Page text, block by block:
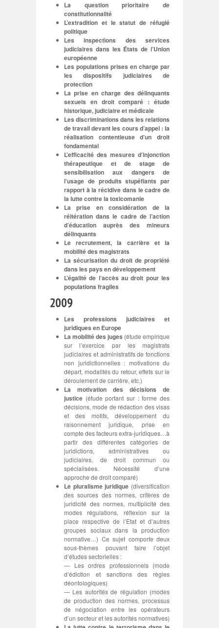
La question prioritaire de
constitutionnalité
L’extradition et le statut de réfugié
politique
Les inspections des services
judiciaires dans les États de l’Union
européenne
Les populations prises en charge par
les dispositifs judiciaires de
protection
La prise en charge des délinquants
sexuels en droit comparé : étude
historique, judiciaire et médicale
Les discriminations dans les relations
de travail devant les cours d’appel : la
réalisation contentieuse d’un droit
fondamental
L’efficacité des mesures d’injonction
thérapeutique et de stage de
sensibilisation aux dangers de
l’usage de produits stupéfiants par
rapport à la récidive dans le cadre de
la lutte contre la toxicomanie
La prise en considération de la
réitération dans le cadre de l’action
d’éducation auprès des mineurs
délinquants
Le recrutement, la carrière et la
mobilité des magistrats
La sécurisation du droit de propriété
dans les pays en développement
L’égalité de l’accès au droit pour les
populations fragiles
2009
Les professions judiciaires et
juridiques en Europe
La mobilité des juges (étude empirique
sur l’exercice par les magistrats
judiciaires et administratifs de fonctions
non juridictionnelles : motivations du
départ, modalités du retour, effets sur le
déroulement de carrière, etc.)
La motivation des décisions de
justice (étude portant sur : forme des
décisions, mode de rédaction des visas
et des motifs, développement du
raisonnement juridique, prise en
compte des facteurs extra-juridiques…à
partir des différentes catégories de
juridictions, administratives ou
judiciaires, de droit commun ou
spécialisées. Nécessité d’une
approche de droit comparé)
Le pluralisme juridique (diversification
des sources des normes, critères de
juridicité des normes, multiplicité des
modes régulations, réflexion sur la
place respective de l’Etat et d’autres
groupes sociaux dans la production
normative…) Ce sujet comporte deux
sous-thèmes pouvant faire l’objet
d’études sectorielles :
— Les ordres professionnels (mode
d’édiction et sanctions des règles
déontologiques)
— Les autorités de régulation (modes
de production des normes, processus
de négociation entre les opérateurs
d’un secteur et les autorités normatives)